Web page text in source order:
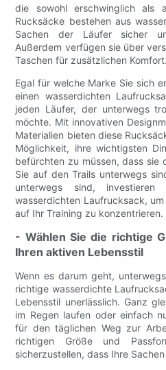
die sowohl erschwinglich als
Rucksäcke bestehen aus
Sachen der Läufer sicher
Außerdem verfügen sie über
Taschen für zusätzlichen Komfort.
Egal für welche Marke Sie sich
einen wasserdichten
jeden Läufer, der unterwegs
möchte. Mit innovativen
Materialien bieten diese
Möglichkeit, ihre wichtigsten
befürchten zu müssen, dass sie
Sie auf den Trails unterwegs
unterwegs sind,
wasserdichten Laufrucksack,
auf Ihr Training zu konzentrieren.
- Wählen Sie die richtige
Ihren aktiven Lebensstil
Wenn es darum geht,
richtige wasserdichte
Lebensstil unerlässlich. Ganz
im Regen laufen oder einfach
für den täglichen Weg zur
richtigen Größe und
sicherzustellen, dass Ihre